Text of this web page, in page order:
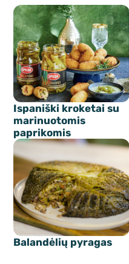
Ispaniški kroketai su
marinuotomis
paprikomis
Balandėlių pyragas